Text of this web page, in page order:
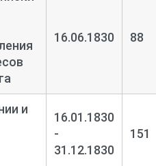
16.06.1830 88
и
16.01.1830
-
31.12.1830
151